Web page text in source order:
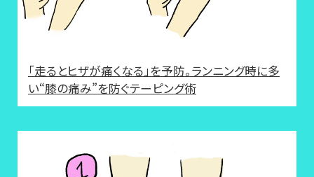
「走るとヒザが痛くなる」を予防。ランニング時に多
い“膝の痛み”を防ぐテーピング術